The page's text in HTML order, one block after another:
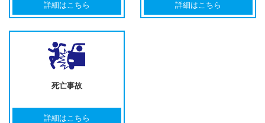
詳細はこちら 詳細はこちら
死亡事故
詳細はこちら